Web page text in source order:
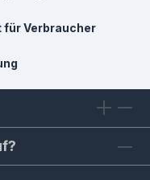
für Verbraucher